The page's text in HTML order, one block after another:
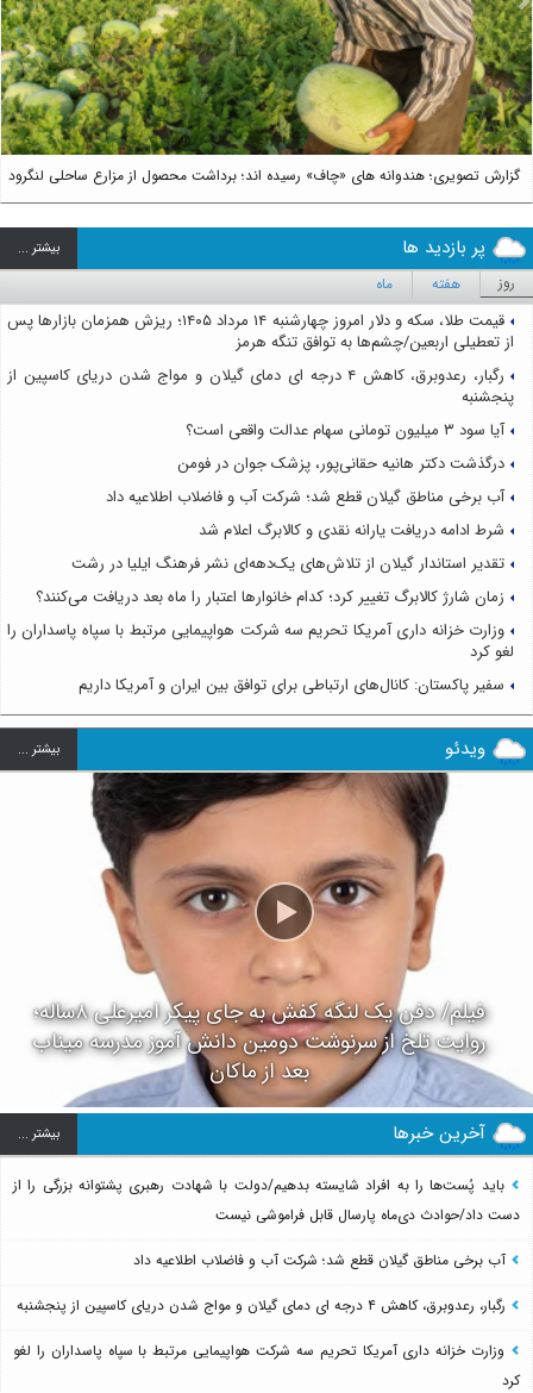
گزارش تصویری؛ هندوانه های «چاف» رسیده اند؛ برداشت محصول از مزارع ساحلی لنگرود
Next
پر بازدید ها بيشتر ...
روز هفته ماه
قیمت طلا، سکه و دلار امروز چهارشنبه ۱۴ مرداد ۱۴۰۵؛ ریزش همزمان بازارها پس
از تعطیلی اربعین/چشم‌ها به توافق تنگه هرمز
رگبار، رعدوبرق، کاهش ۴ درجه ای دمای گیلان و مواج شدن دریای کاسپین از
پنجشنبه
آیا سود ۳ میلیون تومانی سهام عدالت واقعی است؟
درگذشت دکتر هانیه حقانی‌پور، پزشک جوان در فومن
آب برخی مناطق گیلان قطع شد؛ شرکت آب و فاضلاب اطلاعیه داد
شرط ادامه دریافت یارانه نقدی و کالابرگ اعلام شد
تقدیر استاندار گیلان از تلاش‌های یک‌دهه‌ای نشر فرهنگ ایلیا در رشت
زمان شارژ کالابرگ تغییر کرد؛ کدام خانوارها اعتبار را ماه بعد دریافت می‌کنند؟
وزارت خزانه داری آمریکا تحریم سه شرکت هواپیمایی مرتبط با سپاه پاسداران را
لغو کرد
سفیر پاکستان: کانال‌های ارتباطی برای توافق بین ایران و آمریکا داریم
ویدئو بيشتر ...
فیلم/ دفن یک لنگه کفش به جای پیکر امیرعلی ۸ساله؛
روایت تلخ از سرنوشت دومین دانش آموز مدرسه میناب
بعد از ماکان
آخرین خبرها بيشتر ...
باید پُست‌ها را به افراد شایسته بدهیم/دولت با شهادت رهبری پشتوانه بزرگی را از
دست داد/حوادث دی‌ماه پارسال قابل فراموشی نیست
آب برخی مناطق گیلان قطع شد؛ شرکت آب و فاضلاب اطلاعیه داد
رگبار، رعدوبرق، کاهش ۴ درجه ای دمای گیلان و مواج شدن دریای کاسپین از پنجشنبه
وزارت خزانه داری آمریکا تحریم سه شرکت هواپیمایی مرتبط با سپاه پاسداران را لغو
کرد